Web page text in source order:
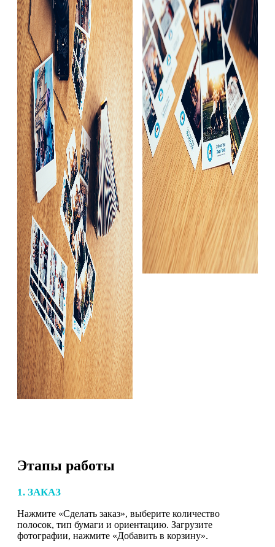
Этапы работы
1. ЗАКАЗ
Нажмите «Сделать заказ», выберите количество
полосок, тип бумаги и ориентацию. Загрузите
фотографии, нажмите «Добавить в корзину».